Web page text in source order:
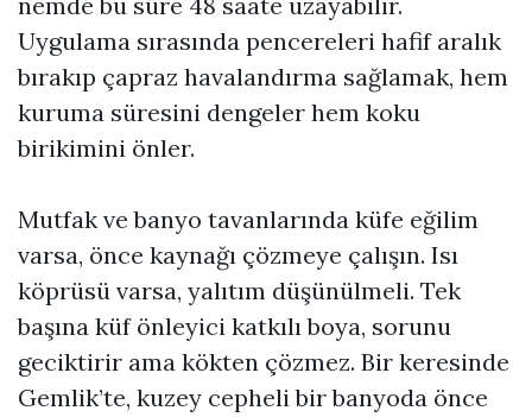
Uygulama sırasında pencereleri hafif aralık
bırakıp çapraz havalandırma sağlamak, hem
kuruma süresini dengeler hem koku
birikimini önler.
Mutfak ve banyo tavanlarında küfe eğilim
varsa, önce kaynağı çözmeye çalışın. Isı
köprüsü varsa, yalıtım düşünülmeli. Tek
başına küf önleyici katkılı boya, sorunu
geciktirir ama kökten çözmez. Bir keresinde
Gemlik’te, kuzey cepheli bir banyoda önce